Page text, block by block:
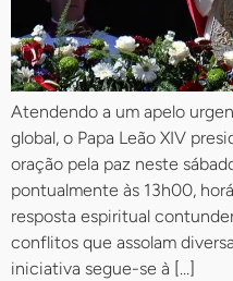
Atendendo a um apelo
global, o Papa Leão XIV
oração pela paz neste
pontualmente às 13h00,
resposta espiritual
conflitos que assolam
iniciativa segue-se à […]